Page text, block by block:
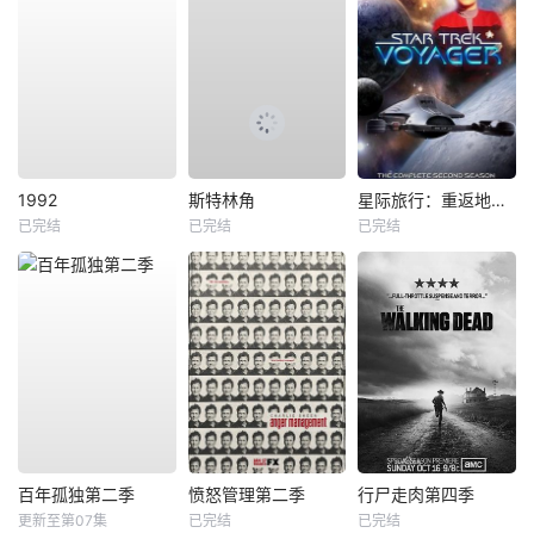
1992
已完结
斯特林角
已完结
星际旅行：重返地球第二季
已完结
百年孤独第二季
更新至第07集
愤怒管理第二季
已完结
行尸走肉第四季
已完结